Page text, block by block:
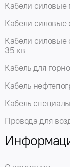
Кабели силовые
Кабели силовые
Кабели силовые
35 кв
Кабель для
Кабель
Кабель
Провода для